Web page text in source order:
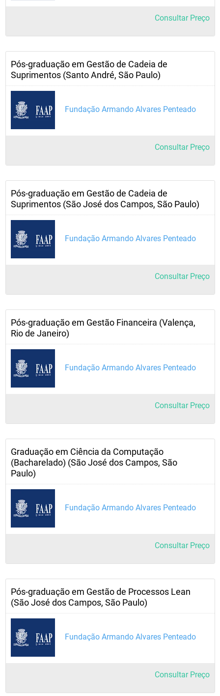
Consultar Preço
Pós-graduação em Gestão de Cadeia de
Suprimentos (Santo André, São Paulo)
Fundação Armando Alvares Penteado
Consultar Preço
Pós-graduação em Gestão de Cadeia de
Suprimentos (São José dos Campos, São Paulo)
Fundação Armando Alvares Penteado
Consultar Preço
Pós-graduação em Gestão Financeira (Valença,
Rio de Janeiro)
Fundação Armando Alvares Penteado
Consultar Preço
Graduação em Ciência da Computação
(Bacharelado) (São José dos Campos, São
Paulo)
Fundação Armando Alvares Penteado
Consultar Preço
Pós-graduação em Gestão de Processos Lean
(São José dos Campos, São Paulo)
Fundação Armando Alvares Penteado
Consultar Preço